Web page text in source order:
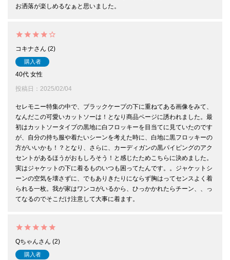
お洒落が楽しめるなぁと思いました。
コキナ 2
購入者
40代 女性
投稿日
2025/02/04
セレモニー特集の中で、ブラックケープの下に重ねてある画像をみて、
なんだこの可愛いカットソーは！となり商品ページに誘われました。最
初はカットソータイプの黒地に白フロッキーを目当てに見ていたのです
が、自分の持ち服や着たいシーンを考えた時に、白地に黒フロッキーの
方がいいかも！？となり、さらに、カーディガンの黒パイピングのアク
セントがあるほうがおもしろそう！と感じたためこちらに決めました。
実はジャケットの下に着るものいつも困ってたんです。。ジャケットシ
ーンの空気を壊さずに、でもありきたりにならず胸はってセンスよく着
られる一枚。我が家はワンコがいるから、ひっかかれたらチーン、、っ
てなるのでそこだけ注意して大事に着ます。
Qちゃん 2
購入者